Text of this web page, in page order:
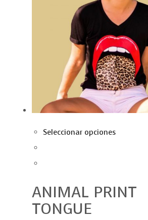
Seleccionar opciones
ANIMAL PRINT
TONGUE